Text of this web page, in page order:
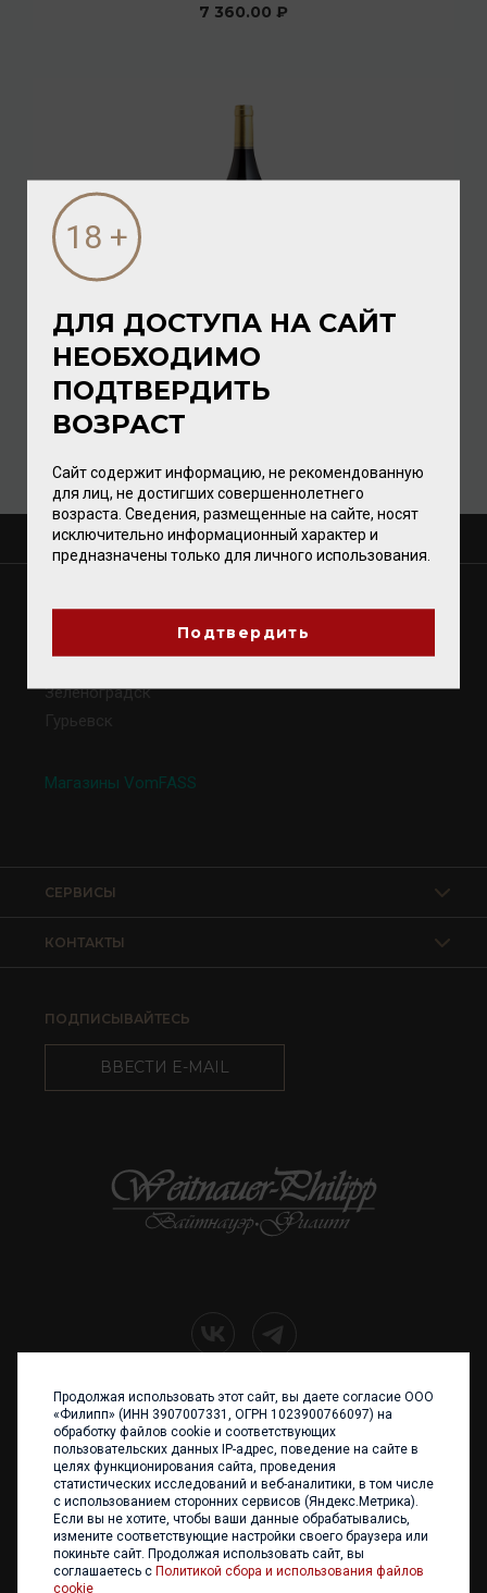
7 360.00 ₽
Dreissigacker Wunderwerk Spatburgunder 2017 13,5%
0,75л
Вино/ красное
О КОМПАНИИ
Зеленоградск
Гурьевск
Магазины VomFASS
КОНТАКТЫ
СЕРВИСЫ
ПОДПИСЫВАЙТЕСЬ
ВВЕСТИ E-MAIL
+7 (4012) 960 898
236017 Калининград,
ул. Каштановая аллея, 47
Телефон: +7 4012 960 898,
+7 4012 960 856
Написать нам
ДЛЯ ДОСТУПА НА САЙТ
НЕОБХОДИМО
ПОДТВЕРДИТЬ
ВОЗРАСТ
Сайт содержит информацию, не рекомендованную
для лиц, не достигших совершеннолетнего
возраста. Сведения, размещенные на сайте, носят
исключительно информационный характер и
предназначены только для личного использования.
Подтвердить
Продолжая использовать этот сайт, вы даете согласие ООО
«Филипп» (ИНН 3907007331, ОГРН 1023900766097) на
обработку файлов cookie и соответствующих
пользовательских данных IP-адрес, поведение на сайте в
целях функционирования сайта, проведения
статистических исследований и веб-аналитики, в том числе
с использованием сторонних сервисов (Яндекс.Метрика).
Если вы не хотите, чтобы ваши данные обрабатывались,
измените соответствующие настройки своего браузера или
покиньте сайт. Продолжая использовать сайт, вы
соглашаетесь с Политикой сбора и использования файлов
cookie